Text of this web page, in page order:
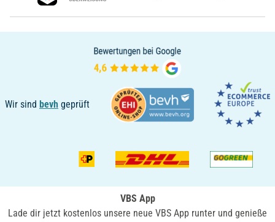
Wir sind bevh geprüft
VBS App
Lade dir jetzt kostenlos unsere neue VBS App runter und genieße